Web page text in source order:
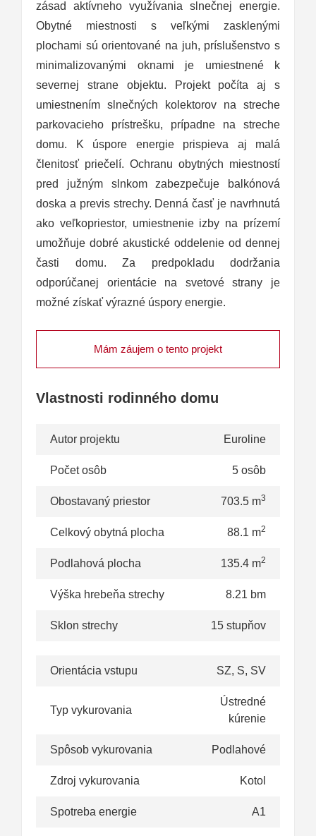
zásad aktívneho využívania slnečnej energie.
Obytné miestnosti s veľkými zasklenými
plochami sú orientované na juh, príslušenstvo s
minimalizovanými oknami je umiestnené k
severnej strane objektu. Projekt počíta aj s
umiestnením slnečných kolektorov na streche
parkovacieho prístrešku, prípadne na streche
domu. K úspore energie prispieva aj malá
členitosť priečelí. Ochranu obytných miestností
pred južným slnkom zabezpečuje balkónová
doska a previs strechy. Denná časť je navrhnutá
ako veľkopriestor, umiestnenie izby na prízemí
umožňuje dobré akustické oddelenie od dennej
časti domu. Za predpokladu dodržania
odporúčanej orientácie na svetové strany je
možné získať výrazné úspory energie.
Mám záujem o tento projekt
Vlastnosti rodinného domu
Autor projektu Euroline
Počet osôb 5 osôb
Obostavaný priestor 703.5 m3
Celkový obytná plocha 88.1 m2
Podlahová plocha 135.4 m2
Výška hrebeňa strechy 8.21 bm
Sklon strechy 15 stupňov
Orientácia vstupu SZ, S, SV
Typ vykurovania
Ústredné
kúrenie
Spôsob vykurovania Podlahové
Zdroj vykurovania Kotol
Spotreba energie A1